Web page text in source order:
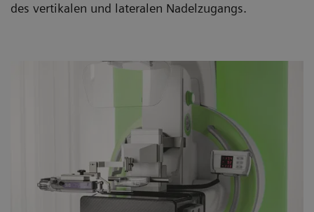
des vertikalen und lateralen Nadelzugangs.